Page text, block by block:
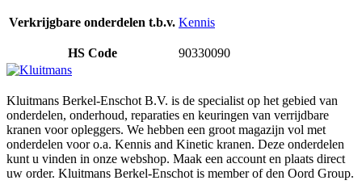
Verkrijgbare onderdelen t.b.v. Kennis
HS Code 90330090
Kluitmans Berkel-Enschot B.V. is de specialist op het gebied van
onderdelen, onderhoud, reparaties en keuringen van verrijdbare
kranen voor opleggers. We hebben een groot magazijn vol met
onderdelen voor o.a. Kennis and Kinetic kranen. Deze onderdelen
kunt u vinden in onze webshop. Maak een account en plaats direct
uw order. Kluitmans Berkel-Enschot is member of den Oord Group.